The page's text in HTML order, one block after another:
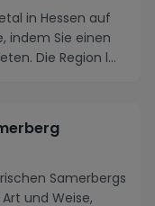
in Hessen auf
indem Sie einen
Die Region l...
Samerbergs
und Weise,